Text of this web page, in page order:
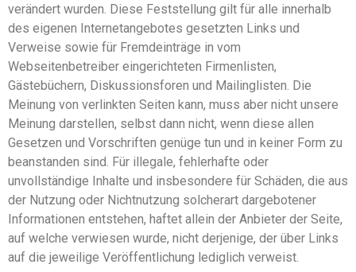
verändert wurden. Diese Feststellung gilt für alle innerhalb
des eigenen Internetangebotes gesetzten Links und
Verweise sowie für Fremdeinträge in vom
Webseitenbetreiber eingerichteten Firmenlisten,
Gästebüchern, Diskussionsforen und Mailinglisten. Die
Meinung von verlinkten Seiten kann, muss aber nicht unsere
Meinung darstellen, selbst dann nicht, wenn diese allen
Gesetzen und Vorschriften genüge tun und in keiner Form zu
beanstanden sind. Für illegale, fehlerhafte oder
unvollständige Inhalte und insbesondere für Schäden, die aus
der Nutzung oder Nichtnutzung solcherart dargebotener
Informationen entstehen, haftet allein der Anbieter der Seite,
auf welche verwiesen wurde, nicht derjenige, der über Links
auf die jeweilige Veröffentlichung lediglich verweist.